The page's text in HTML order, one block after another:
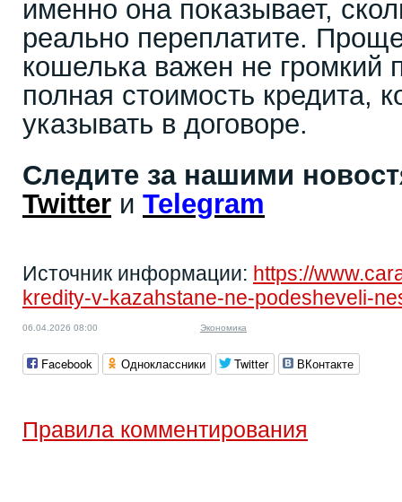
именно она показывает,
реально переплатите.
кошелька важен не громкий
полная стоимость кредита,
указывать в договоре.
Следите за нашими
Twitter и Telegram
Источник информации: https://
kredity-v-kazahstane-ne-podesheveli-
06.04.2026 08:00 Экономика
Facebook Одноклассники Twitter ВКонтакте
Правила комментирования